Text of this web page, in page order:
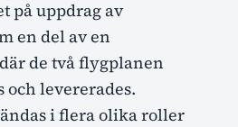
på uppdrag av
en del av en
de två flygplanen
levererades.
i flera olika roller